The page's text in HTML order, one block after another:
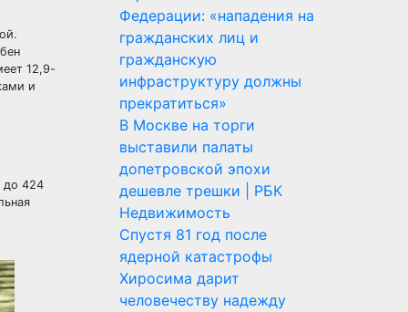
12,9-
и
до 424
Федерации: «нападения на
гражданских лиц и
гражданскую
инфраструктуру должны
прекратиться»
В Москве на торги
выставили палаты
допетровской эпохи
дешевле трешки | РБК
Недвижимость
Спустя 81 год после
ядерной катастрофы
Хиросима дарит
человечеству надежду